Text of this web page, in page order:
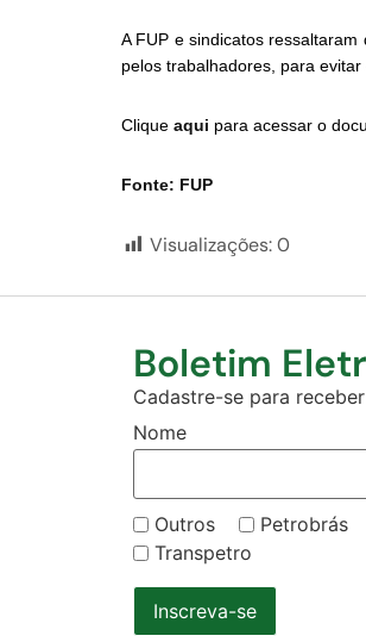
A FUP e sindicatos
pelos trabalhadores, para
Clique aqui para acessar o
Fonte: FUP
Visualizações:0
Boletim
Cadastre-se para
Nome
Outros Petrobrás
Transpetro
Inscreva-se